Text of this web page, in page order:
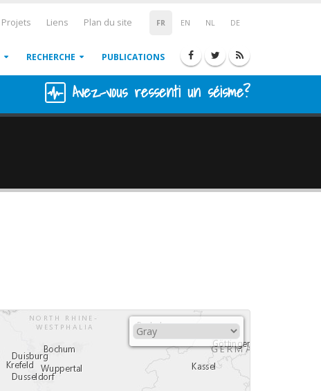
FR EN NL DE
Projets Liens Plan du site
RECHERCHE PUBLICATIONS
Avez-vous ressenti un séisme?